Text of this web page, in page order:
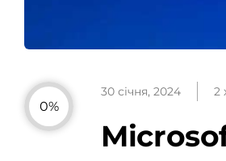
0%
30 січня, 2024 2